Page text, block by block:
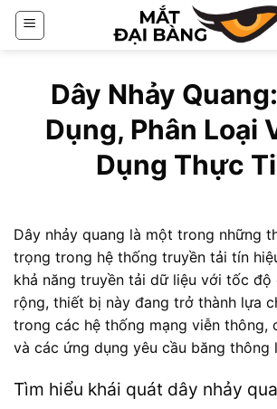
Chuyển
đến
Dây Nhảy
Dụng, Phân Loại
Dụng Thực
Dây nhảy quang là một trong những
trọng trong hệ thống truyền tải tín
khả năng truyền tải dữ liệu với tốc độ
rộng, thiết bị này đang trở thành lựa
trong các hệ thống mạng viễn thông,
và các ứng dụng yêu cầu băng thông
Tìm hiểu khái quát dây nhảy